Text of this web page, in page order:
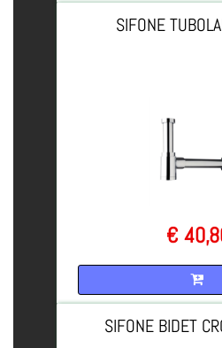
SIFONE
€
SIFONE BIDET